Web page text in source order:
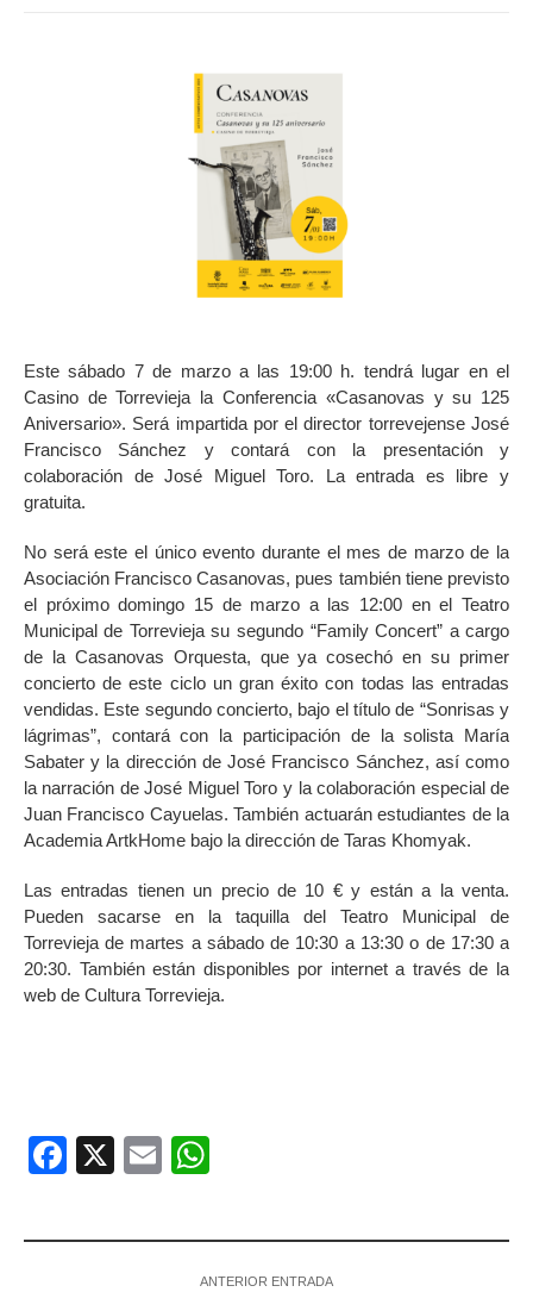
Este sábado 7 de marzo a las 19:00 h. tendrá lugar en el
Casino de Torrevieja la Conferencia «Casanovas y su 125
Aniversario». Será impartida por el director torrevejense José
Francisco Sánchez y contará con la presentación y
colaboración de José Miguel Toro. La entrada es libre y
gratuita.
No será este el único evento durante el mes de marzo de la
Asociación Francisco Casanovas, pues también tiene previsto
el próximo domingo 15 de marzo a las 12:00 en el Teatro
Municipal de Torrevieja su segundo “Family Concert” a cargo
de la Casanovas Orquesta, que ya cosechó en su primer
concierto de este ciclo un gran éxito con todas las entradas
vendidas. Este segundo concierto, bajo el título de “Sonrisas y
lágrimas”, contará con la participación de la solista María
Sabater y la dirección de José Francisco Sánchez, así como
la narración de José Miguel Toro y la colaboración especial de
Juan Francisco Cayuelas. También actuarán estudiantes de la
Academia ArtkHome bajo la dirección de Taras Khomyak.
Las entradas tienen un precio de 10 € y están a la venta.
Pueden sacarse en la taquilla del Teatro Municipal de
Torrevieja de martes a sábado de 10:30 a 13:30 o de 17:30 a
20:30. También están disponibles por internet a través de la
web de Cultura Torrevieja.
Facebook
X Email
ANTERIOR ENTRADA